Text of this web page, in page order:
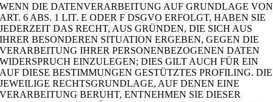
WENN DIE DATENVERARBEITUNG AUF GRUNDLAGE VON
ART. 6 ABS. 1 LIT. E ODER F DSGVO ERFOLGT, HABEN SIE
JEDERZEIT DAS RECHT, AUS GRÜNDEN, DIE SICH AUS
IHRER BESONDEREN SITUATION ERGEBEN, GEGEN DIE
VERARBEITUNG IHRER PERSONENBEZOGENEN DATEN
WIDERSPRUCH EINZULEGEN; DIES GILT AUCH FÜR EIN
AUF DIESE BESTIMMUNGEN GESTÜTZTES PROFILING. DIE
JEWEILIGE RECHTSGRUNDLAGE, AUF DENEN EINE
VERARBEITUNG BERUHT, ENTNEHMEN SIE DIESER